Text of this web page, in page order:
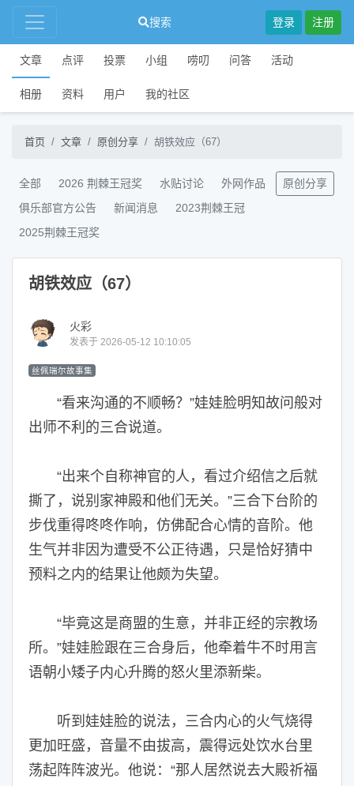
搜索 登录 注册
文章 点评 投票 小组 唠叨 问答 活动
相册 资料 用户 我的社区
首页 文章 原创分享 胡铁效应（67）
全部 2026 荆棘王冠奖 水贴讨论 外网作品
原创分享
俱乐部官方公告
新闻消息
2023荆棘王冠
2025荆棘王冠奖
胡铁效应（67）
火彩
发表于 2026-05-12 10:10:05
丝佩瑞尔故事集
“看来沟通的不顺畅？”娃娃脸明知故问般对
出师不利的三合说道。
“出来个自称神官的人，看过介绍信之后就
撕了，说别家神殿和他们无关。”三合下台阶的
步伐重得咚咚作响，仿佛配合心情的音阶。他
生气并非因为遭受不公正待遇，只是恰好猜中
预料之内的结果让他颇为失望。
“毕竟这是商盟的生意，并非正经的宗教场
所。”娃娃脸跟在三合身后，他牵着牛不时用言
语朝小矮子内心升腾的怒火里添新柴。
听到娃娃脸的说法，三合内心的火气烧得
更加旺盛，音量不由拔高，震得远处饮水台里
荡起阵阵波光。他说：“那人居然说去大殿祈福